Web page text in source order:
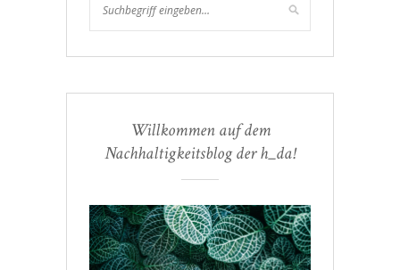
Willkommen auf dem
Nachhaltigkeitsblog der h_da!